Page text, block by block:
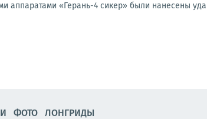
аппаратами «Герань-4 сикер» были нанесены
ФОТО ЛОНГРИДЫ